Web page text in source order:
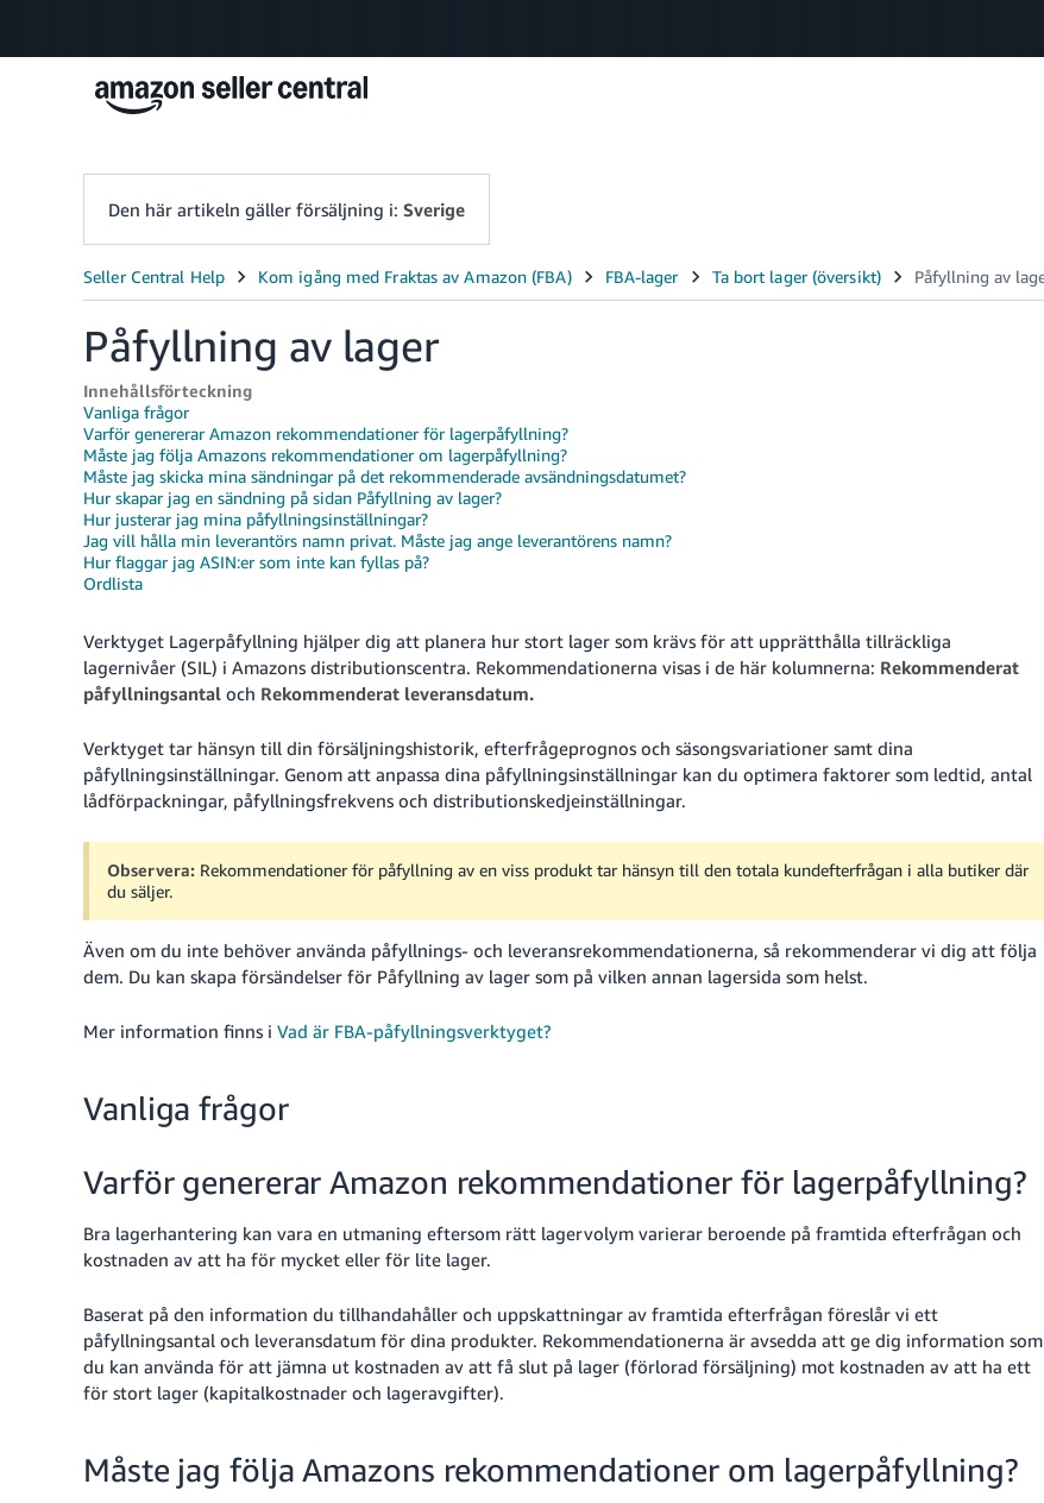
Select your preferred language
Den här artikeln gäller försäljning i: Sverige
Påfyllning av lager
Innehållsförteckning
Vanliga frågor
Varför genererar Amazon rekommendationer för lagerpåfyllning?
Måste jag följa Amazons rekommendationer om lagerpåfyllning?
Måste jag skicka mina sändningar på det rekommenderade avsändningsdatumet?
Hur skapar jag en sändning på sidan Påfyllning av lager?
Hur justerar jag mina påfyllningsinställningar?
Jag vill hålla min leverantörs namn privat. Måste jag ange leverantörens namn?
Hur flaggar jag ASIN:er som inte kan fyllas på?
Ordlista
Verktyget Lagerpåfyllning hjälper dig att planera hur stort lager som krävs för att upprätthålla tillräckliga
lagernivåer (SIL) i Amazons distributionscentra. Rekommendationerna visas i de här kolumnerna: Rekommenderat
påfyllningsantal och Rekommenderat leveransdatum.
Verktyget tar hänsyn till din försäljningshistorik, efterfrågeprognos och säsongsvariationer samt dina
påfyllningsinställningar. Genom att anpassa dina påfyllningsinställningar kan du optimera faktorer som ledtid, antal
lådförpackningar, påfyllningsfrekvens och distributionskedjeinställningar.
Observera: Rekommendationer för påfyllning av en viss produkt tar hänsyn till den totala kundefterfrågan i alla butiker där
du säljer.
Även om du inte behöver använda påfyllnings- och leveransrekommendationerna, så rekommenderar vi dig att följa
dem. Du kan skapa försändelser för Påfyllning av lager som på vilken annan lagersida som helst.
Mer information finns i Vad är FBA-påfyllningsverktyget?
Vanliga frågor
Varför genererar Amazon rekommendationer för lagerpåfyllning?
Bra lagerhantering kan vara en utmaning eftersom rätt lagervolym varierar beroende på framtida efterfrågan och
kostnaden av att ha för mycket eller för lite lager.
Baserat på den information du tillhandahåller och uppskattningar av framtida efterfrågan föreslår vi ett
påfyllningsantal och leveransdatum för dina produkter. Rekommendationerna är avsedda att ge dig information som
du kan använda för att jämna ut kostnaden av att få slut på lager (förlorad försäljning) mot kostnaden av att ha ett
för stort lager (kapitalkostnader och lageravgifter).
Måste jag följa Amazons rekommendationer om lagerpåfyllning?